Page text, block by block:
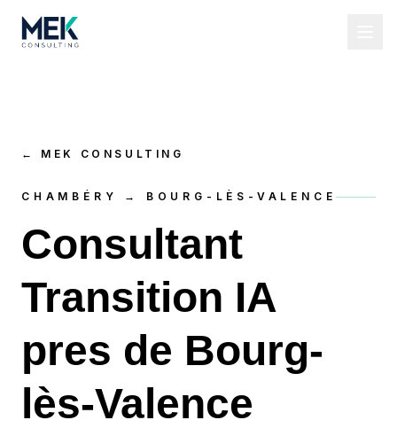
← MEK CONSULTING
CHAMBÉRY → BOURG-LÈS-VALENCE
Consultant
Transition IA
pres de Bourg-
lès-Valence